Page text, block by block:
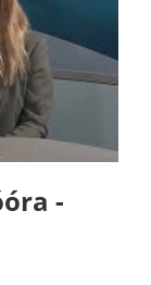
-